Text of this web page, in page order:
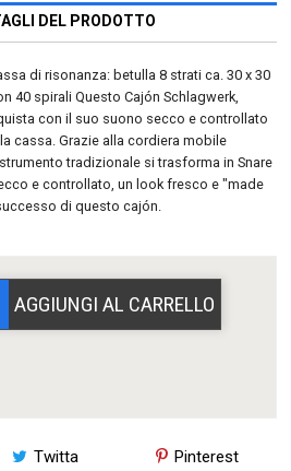
DEL PRODOTTO
di risonanza: betulla 8 strati ca. 30 x 30
40 spirali Questo Cajón Schlagwerk,
con il suo suono secco e controllato
cassa. Grazie alla cordiera mobile
tradizionale si trasforma in Snare
e controllato, un look fresco e "made
di questo cajón.
AGGIUNGI AL CARRELLO
Twitta Pinterest